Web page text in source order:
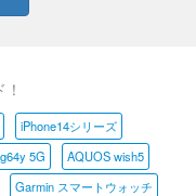
iPhone14シリーズ
5G
AQUOS wish5
Garmin スマートウォッチ